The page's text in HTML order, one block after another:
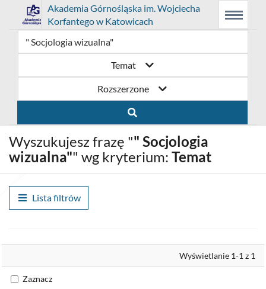
Menu
główne
Wyszukiwarka
Treść
główna
Przejdź
do
strony
domowej
biblioteki
Akademia
Górnośląska
im.
Wojciecha
w
Katowicach
Link
otwiera
się
w
nowym
oknie
Prolib
Integro
-
główna
Akademia Górnośląska im. Wojciecha
Korfantego w Katowicach
Menu
Temat
Rozszerzone
Wyszukujesz frazę "" Socjologia
wizualna"" wg kryterium: Temat
Lista filtrów
Wyświetlanie 1-1 z 1
Zaznacz